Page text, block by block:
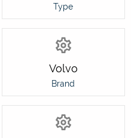
Type
Volvo
Brand